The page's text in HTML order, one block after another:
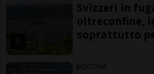
Svizzeri in
oltreconfine,
soprattutto
ASCONA